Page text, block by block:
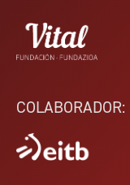
COLABORADOR: